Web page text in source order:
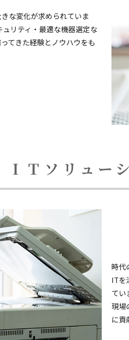
な変化が求められていま
リティ・最適な機器選定な
てきた経験とノウハウをも
ＩＴソリュー
時代
ITを
てい
現場
に貢